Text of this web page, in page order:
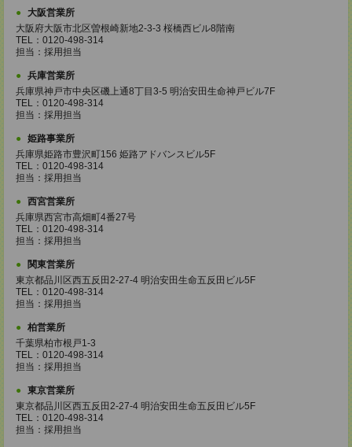
大阪営業所
大阪府大阪市北区曽根崎新地2-3-3 桜橋西ビル8階南
TEL：0120-498-314
担当：採用担当
兵庫営業所
兵庫県神戸市中央区磯上通8丁目3-5 明治安田生命神戸ビル7F
TEL：0120-498-314
担当：採用担当
姫路事業所
兵庫県姫路市豊沢町156 姫路アドバンスビル5F
TEL：0120-498-314
担当：採用担当
西宮営業所
兵庫県西宮市高畑町4番27号
TEL：0120-498-314
担当：採用担当
関東営業所
東京都品川区西五反田2-27-4 明治安田生命五反田ビル5F
TEL：0120-498-314
担当：採用担当
柏営業所
千葉県柏市根戸1-3
TEL：0120-498-314
担当：採用担当
東京営業所
東京都品川区西五反田2-27-4 明治安田生命五反田ビル5F
TEL：0120-498-314
担当：採用担当